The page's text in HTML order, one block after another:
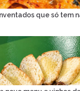
que só tem